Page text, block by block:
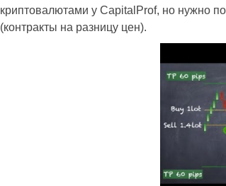
криптовалютами у CapitalProf, но нужно
(контракты на разницу цен).